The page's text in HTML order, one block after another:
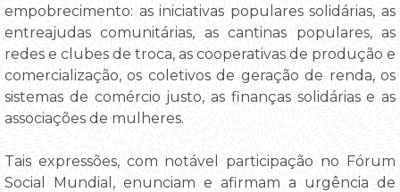
empobrecimento: as iniciativas populares solidárias, as
entreajudas comunitárias, as cantinas populares, as
redes e clubes de troca, as cooperativas de produção e
comercialização, os coletivos de geração de renda, os
sistemas de comércio justo, as finanças solidárias e as
associações de mulheres.
Tais expressões, com notável participação no Fórum
Social Mundial, enunciam e afirmam a urgência de